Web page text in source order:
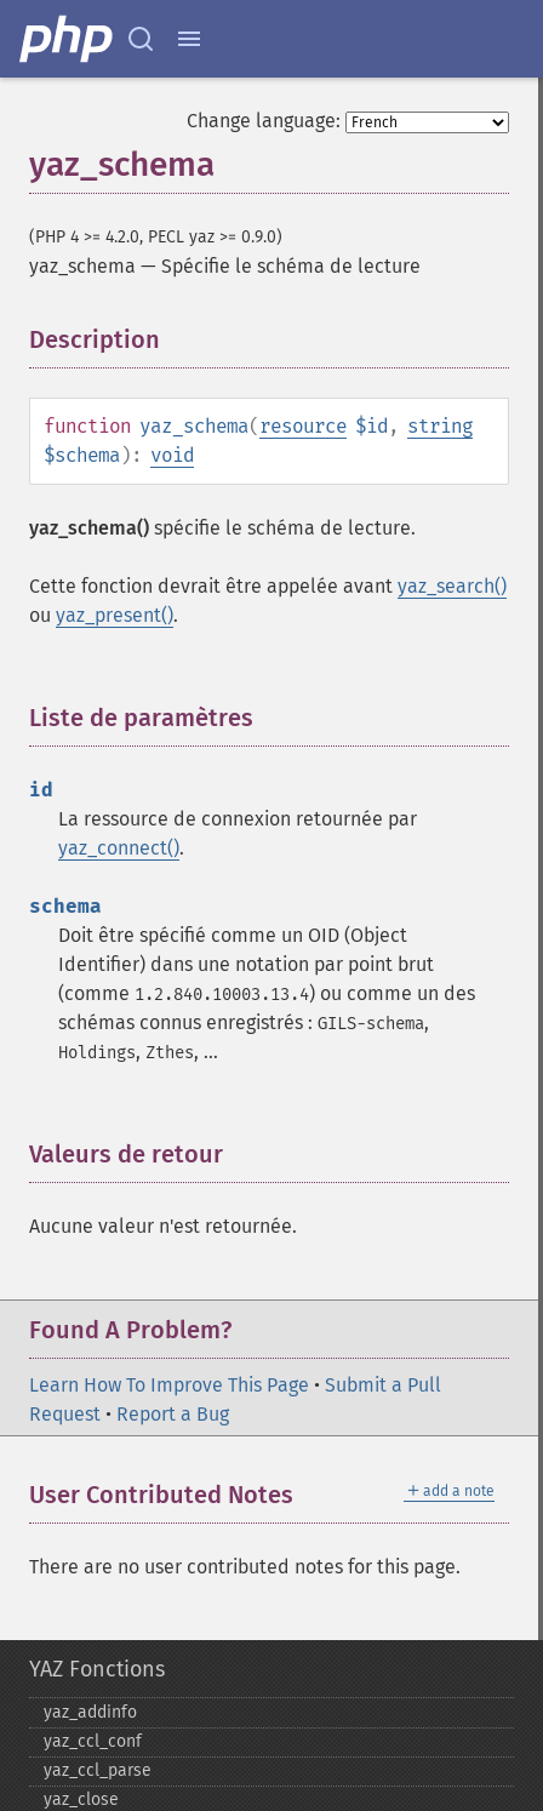
Change language:
yaz_schema
(PHP 4 >= 4.2.0, PECL yaz >= 0.9.0)
yaz_schema — Spécifie le schéma de lecture
Description
function yaz_schema(resource $id , string
$schema): void
yaz_schema() spécifie le schéma de lecture.
Cette fonction devrait être appelée avant yaz_search()
ou yaz_present().
Liste de paramètres
id
La ressource de connexion retournée par
yaz_connect().
schema
Doit être spécifié comme un OID (Object
Identifier) dans une notation par point brut
(comme 1.2.840.10003.13.4) ou comme un des
schémas connus enregistrés : GILS-schema,
Holdings, Zthes, ...
Valeurs de retour
Aucune valeur n'est retournée.
Found A Problem?
Learn How To Improve This Page • Submit a Pull
Request • Report a Bug
＋ add a note
User Contributed Notes
There are no user contributed notes for this page.
YAZ Fonctions
yaz_​addinfo
yaz_​ccl_​conf
yaz_​ccl_​parse
yaz_​close